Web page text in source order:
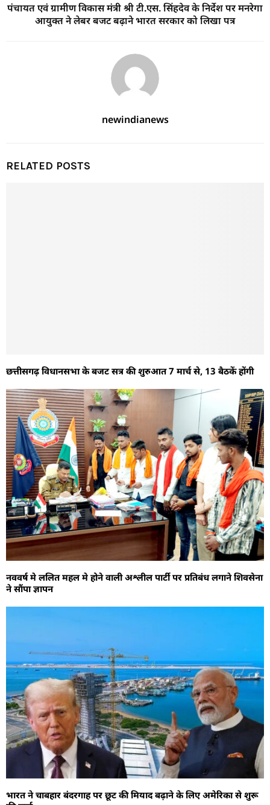
पंचायत एवं ग्रामीण विकास मंत्री श्री टी.एस. सिंहदेव के निर्देश पर मनरेगा
आयुक्त ने लेबर बजट बढ़ाने भारत सरकार को लिखा पत्र
newindianews
RELATED POSTS
छत्तीसगढ़ विधानसभा के बजट सत्र की शुरुआत 7 मार्च से, 13 बैठकें होंगी
नववर्ष मे ललित महल मे होने वाली अश्लील पार्टी पर प्रतिबंध लगाने शिवसेना
ने सौंपा ज्ञापन
भारत ने चाबहार बंदरगाह पर छूट की मियाद बढ़ाने के लिए अमेरिका से शुरू